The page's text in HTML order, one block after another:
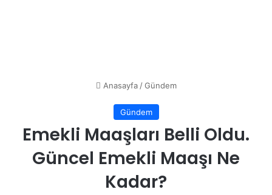
Anasayfa / Gündem
Gündem
Emekli Maaşları Belli Oldu.
Güncel Emekli Maaşı Ne
Kadar?